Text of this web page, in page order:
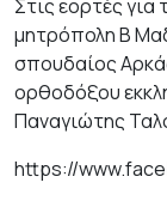
Στις εορτές
μητρόπολη Β
σπουδαίος
ορθοδόξου
Παναγιώτης
https://